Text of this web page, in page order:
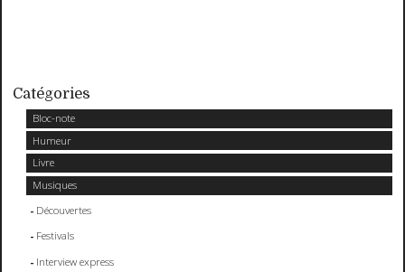
Catégories
Bloc-note
Humeur
Livre
Musiques
Découvertes
Festivals
Interview express